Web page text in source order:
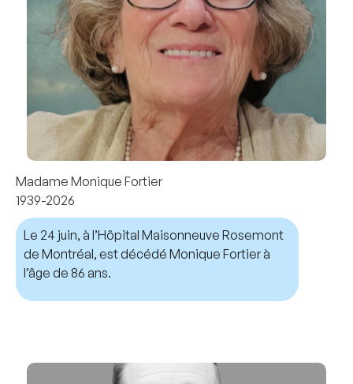
Madame Monique Fortier
1939-2026
Le 24 juin, à l’Hôpital Maisonneuve Rosemont
de Montréal, est décédé Monique Fortier à
l’âge de 86 ans.